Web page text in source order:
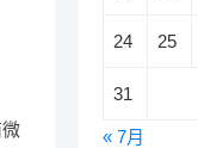
24 25
31
« 7月